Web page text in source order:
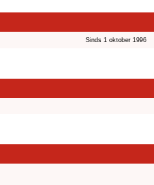
Sinds 1 oktober 1996